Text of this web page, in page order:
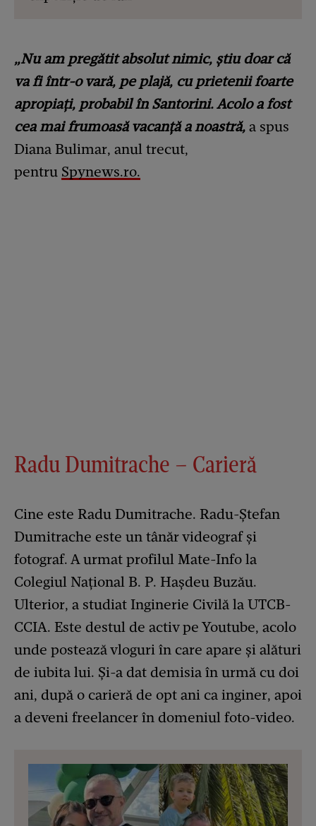
„Nu am pregătit absolut nimic, știu doar că
va fi într-o vară, pe plajă, cu prietenii foarte
apropiați, probabil în Santorini. Acolo a fost
cea mai frumoasă vacanță a noastră, a spus
Diana Bulimar, anul trecut,
pentru Spynews.ro.
Radu Dumitrache – Carieră
Cine este Radu Dumitrache. Radu-Ștefan
Dumitrache este un tânăr videograf și
fotograf. A urmat profilul Mate-Info la
Colegiul Național B. P. Hașdeu Buzău.
Ulterior, a studiat Inginerie Civilă la UTCB-
CCIA. Este destul de activ pe Youtube, acolo
unde postează vloguri în care apare și alături
de iubita lui. Și-a dat demisia în urmă cu doi
ani, după o carieră de opt ani ca inginer, apoi
a deveni freelancer în domeniul foto-video.